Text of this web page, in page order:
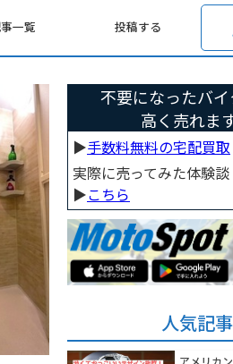
一覧 投稿する
不要になったバイ
高く売れま
▶︎手数料無料の宅配買取
実際に売ってみた体験談
▶︎こちら
人気記事